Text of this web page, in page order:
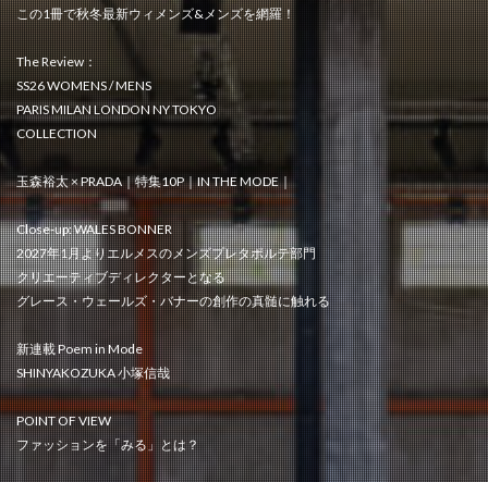
この1冊で秋冬最新ウィメンズ&メンズを網羅！
The Review：
SS26 WOMENS / MENS
PARIS MILAN LONDON NY TOKYO
COLLECTION
玉森裕太 × PRADA｜特集10P｜IN THE MODE｜
Close-up: WALES BONNER
2027年1月よりエルメスのメンズプレタポルテ部門
クリエーティブディレクターとなる
グレース・ウェールズ・バナーの創作の真髄に触れる
新連載 Poem in Mode
SHINYAKOZUKA 小塚信哉
POINT OF VIEW
ファッションを「みる」とは？